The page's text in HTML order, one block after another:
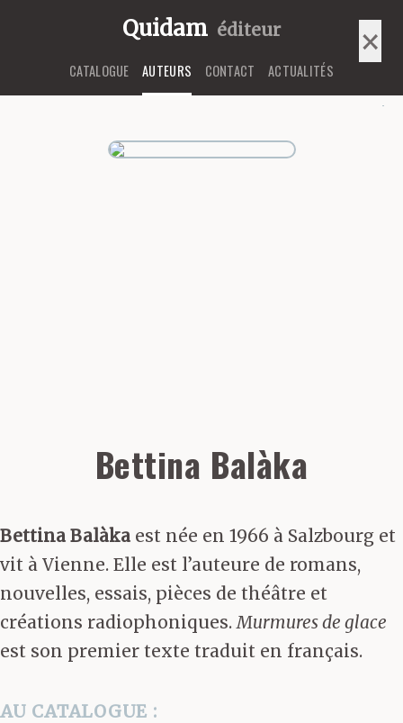
Quidam éditeur
CATALOGUE AUTEURS CONTACT ACTUALITÉS
Bettina Balàka
Bettina Balàka est née en 1966 à Salzbourg et
vit à Vienne. Elle est l’auteure de romans,
nouvelles, essais, pièces de théâtre et
créations radiophoniques.Murmures de glace
est son premier texte traduit en français.
AU CATALOGUE :
×